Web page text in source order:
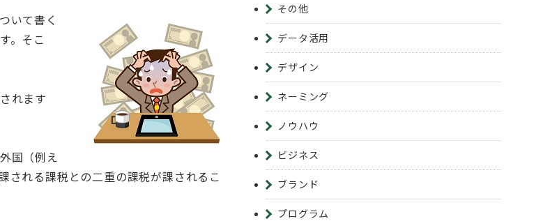
いて書く
。そこ
れます
国（例え
される課税との二重の課税が課されるこ
その他
データ活用
デザイン
ネーミング
ノウハウ
ビジネス
ブランド
プログラム